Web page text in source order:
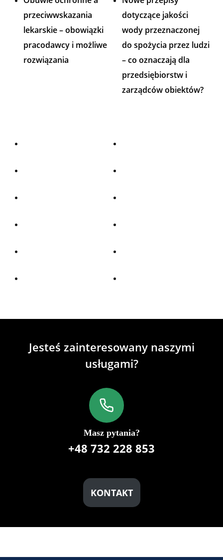
przeciwwskazania
lekarskie – obowiązki
pracodawcy i możliwe
rozwiązania
dotyczące jakości
wody przeznaczonej
do spożycia przez ludzi
– co oznaczają dla
przedsiębiorstw i
zarządców obiektów?
Jesteś zainteresowany naszymi
usługami?
Masz pytania?
+48 732 228 853
KONTAKT